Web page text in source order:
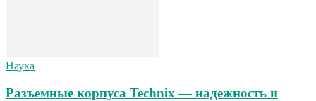
Наука
Разъемные корпуса Technix — надежность и